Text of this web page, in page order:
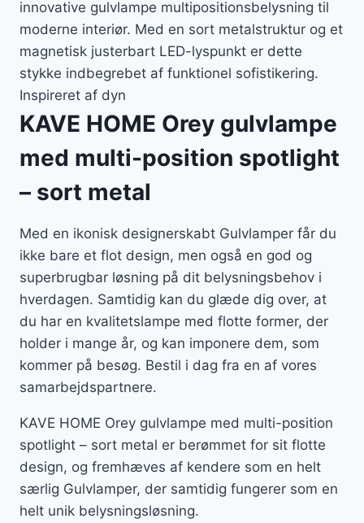
innovative gulvlampe multipositionsbelysning til
moderne interiør. Med en sort metalstruktur og et
magnetisk justerbart LED-lyspunkt er dette
stykke indbegrebet af funktionel sofistikering.
Inspireret af dyn
KAVE HOME Orey gulvlampe
med multi-position spotlight
– sort metal
Med en ikonisk designerskabt Gulvlamper får du
ikke bare et flot design, men også en god og
superbrugbar løsning på dit belysningsbehov i
hverdagen. Samtidig kan du glæde dig over, at
du har en kvalitetslampe med flotte former, der
holder i mange år, og kan imponere dem, som
kommer på besøg. Bestil i dag fra en af vores
samarbejdspartnere.
KAVE HOME Orey gulvlampe med multi-position
spotlight – sort metal er berømmet for sit flotte
design, og fremhæves af kendere som en helt
særlig Gulvlamper, der samtidig fungerer som en
helt unik belysningsløsning.